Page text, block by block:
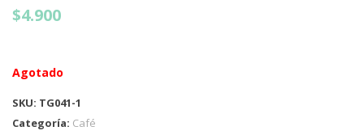
$4.900
Agotado
SKU: TG041-1
Categoría: Café